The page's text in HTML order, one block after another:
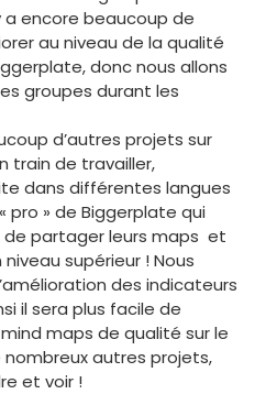
a encore beaucoup de
au niveau de la qualité
donc nous allons
groupes durant les
d’autres projets sur
train de travailler,
dans différentes langues
pro » de Biggerplate qui
partager leurs maps et
supérieur ! Nous
des indicateurs
il sera plus facile de
maps de qualité sur le
nombreux autres projets,
et voir !